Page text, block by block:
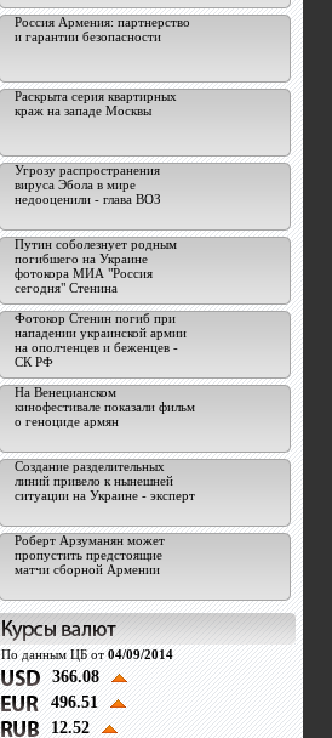
Россия Армения: партнерство
и гарантии безопасности
Раскрыта серия квартирных
краж на западе Москвы
Угрозу распространения
вируса Эбола в мире
недооценили - глава ВОЗ
Путин соболезнует родным
погибшего на Украине
фотокора МИА "Россия
сегодня" Стенина
Фотокор Стенин погиб при
нападении украинской армии
на ополченцев и беженцев -
СК РФ
На Венецианском
кинофестивале показали фильм
о геноциде армян
Создание разделительных
линий привело к нынешней
ситуации на Украине - эксперт
Роберт Арзуманян может
пропустить предстоящие
матчи сборной Армении
По данным ЦБ от04/09/2014
366.08
496.51
12.52